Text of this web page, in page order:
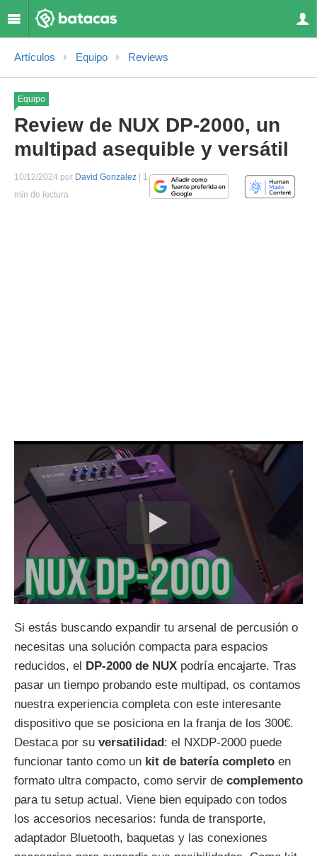
Artículos Equipo Reviews
Equipo
Review de NUX DP-2000, un
multipad asequible y versátil
10/12/2024 por David Gonzalez | 1
min de lectura
Si estás buscando expandir tu arsenal de percusión o
necesitas una solución compacta para espacios
reducidos, el DP-2000 de NUX podría encajarte. Tras
pasar un tiempo probando este multipad, os contamos
nuestra experiencia completa con este interesante
dispositivo que se posiciona en la franja de los 300€.
Destaca por su versatilidad: el NXDP-2000 puede
funcionar tanto como un kit de batería completo en
formato ultra compacto, como servir de complemento
para tu setup actual. Viene bien equipado con todos
los accesorios necesarios: funda de transporte,
adaptador Bluetooth, baquetas y las conexiones